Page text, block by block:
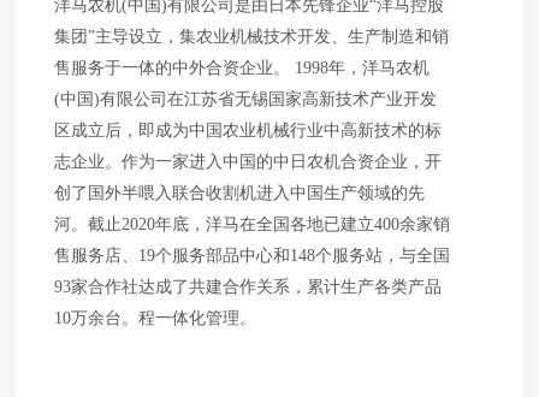
洋马农机(中国)有限公司是由日本先锋企业“洋马控股
集团”主导设立，集农业机械技术开发、生产制造和销
售服务于一体的中外合资企业。 1998年，洋马农机
(中国)有限公司在江苏省无锡国家高新技术产业开发
区成立后，即成为中国农业机械行业中高新技术的标
志企业。作为一家进入中国的中日农机合资企业，开
创了国外半喂入联合收割机进入中国生产领域的先
河。截止2020年底，洋马在全国各地已建立400余家销
售服务店、19个服务部品中心和148个服务站，与全国
93家合作社达成了共建合作关系，累计生产各类产品
10万余台。程一体化管理。